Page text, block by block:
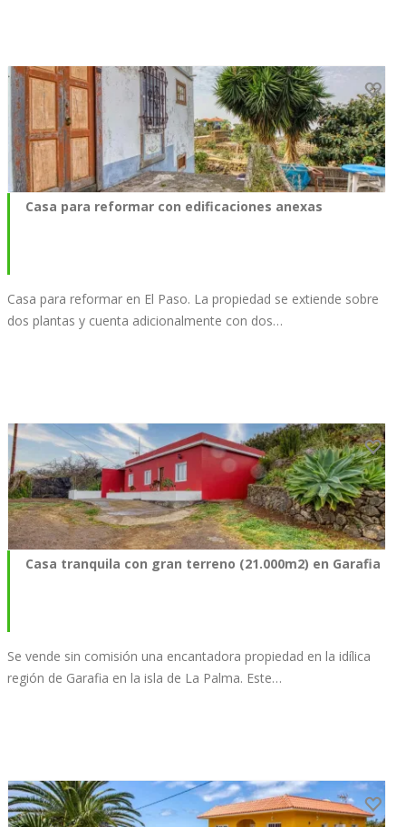
Casa para reformar con edificaciones anexas
Casa para reformar en El Paso. La propiedad se extiende sobre
dos plantas y cuenta adicionalmente con dos…
Casa tranquila con gran terreno (21.000m2) en Garafia
Se vende sin comisión una encantadora propiedad en la idílica
región de Garafia en la isla de La Palma. Este…